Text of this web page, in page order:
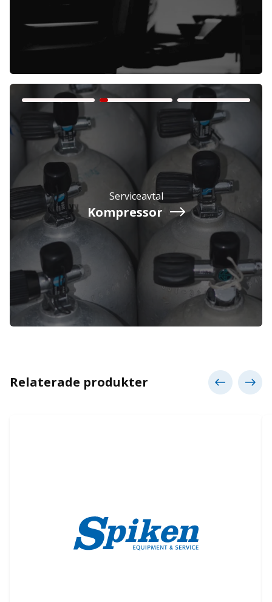
Företag Exkl. moms
Privatperson
Serviceavtal
Kompressor
Relaterade produkter